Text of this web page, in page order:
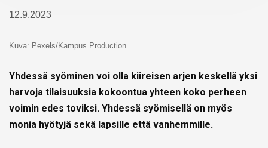
12.9.2023
Kuva: Pexels/Kampus Production
Yhdessä syöminen voi olla kiireisen arjen keskellä yksi
harvoja tilaisuuksia kokoontua yhteen koko perheen
voimin edes toviksi. Yhdessä syömisellä on myös
monia hyötyjä sekä lapsille että vanhemmille.